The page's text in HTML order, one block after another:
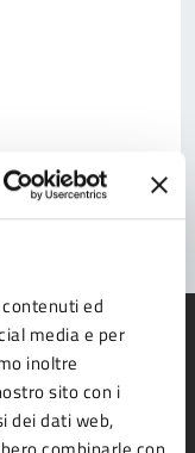
ed
media e per
inoltre
sito con i
dei dati web,